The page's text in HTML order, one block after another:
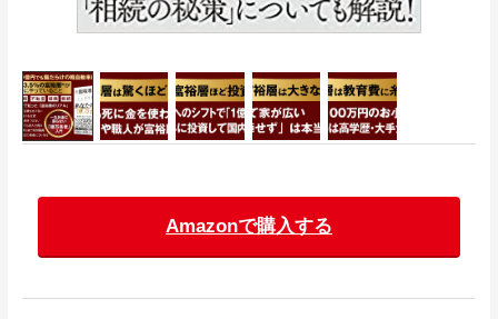
Amazonで購入する